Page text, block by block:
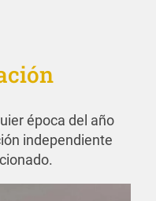
época del año
independiente